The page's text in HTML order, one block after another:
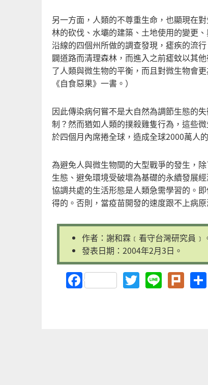
另一方面，人類的不尊重生命，也顯現在
林的砍伐、水壩的建築、土地使用的變更
沿線的四個州所做的調查發現，瘧疾的流
闢道路而清理森林，而進入之前瘧蚊以其
了人類與微生物的平衡，而且對微生物會
《自食惡果》一書。）
因此傳染病何嘗不是大自然為調節生態的
制？然而猶如人類的撲殺雞隻行為，這些
於四個月內席捲全球，造成全球2000萬人
為避免人與微生物間的大型戰爭的發生，
生態、避免環境受破壞為基礎的永續發展
協調共處的生活形態是人類急需學習的。
得的。否則，當疫苗開發的速度跟不上病
作者：謝和霖﹝看守台灣研究員﹞
發表日期：2004年2月3日。
FacebookTwitter
Line